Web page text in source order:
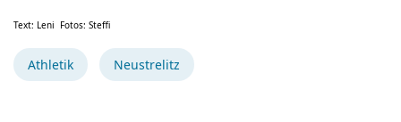
Text: Leni Fotos: Steffi
Athletik Neustrelitz